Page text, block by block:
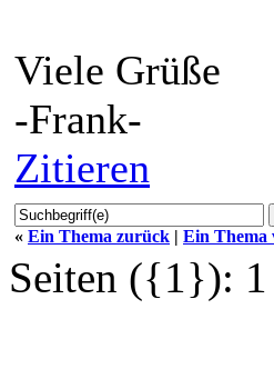
Viele Grüße
-Frank-
Zitieren
« Ein Thema zurück | Ein Thema
Seiten ({1}): 1